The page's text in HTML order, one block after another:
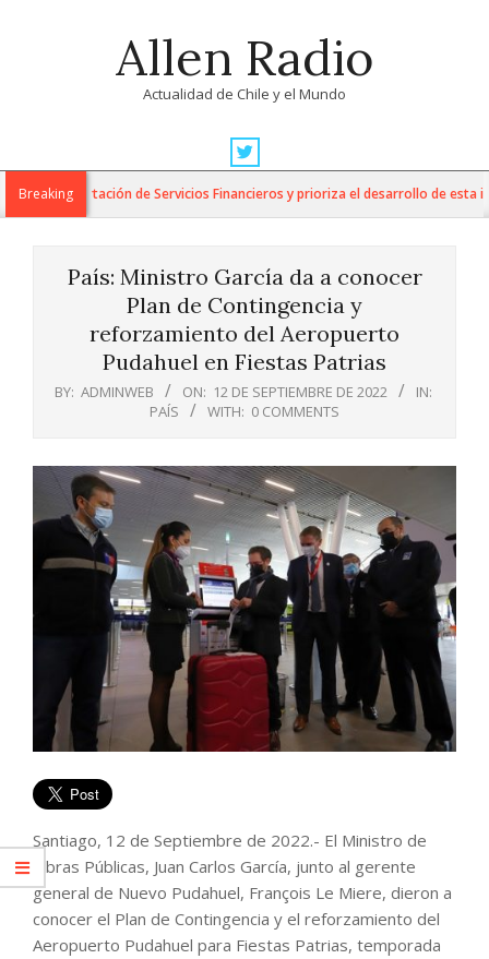
Allen Radio
Actualidad de Chile y el Mundo
Navigation
MenuBreaking
la Exportación de Servicios Financieros y prioriza el desarrollo de esta
País: Ministro García da a conocer
Plan de Contingencia y
reforzamiento del Aeropuerto
Pudahuel en Fiestas Patrias
BY: ADMINWEB ON: 12 DE SEPTIEMBRE DE 2022
IN:
PAÍS
WITH: 0 COMMENTS
Santiago, 12 de Septiembre de 2022.- El Ministro de
Obras Públicas, Juan Carlos García, junto al gerente
general de Nuevo Pudahuel, François Le Miere, dieron a
conocer el Plan de Contingencia y el reforzamiento del
Aeropuerto Pudahuel para Fiestas Patrias, temporada